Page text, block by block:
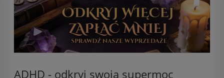
ADHD - odkryj swoją supermoc